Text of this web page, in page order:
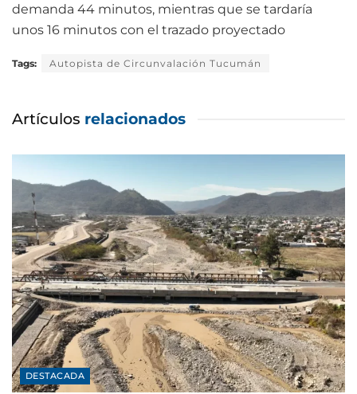
demanda 44 minutos, mientras que se tardaría
unos 16 minutos con el trazado proyectado
Tags: Autopista de Circunvalación Tucumán
Artículos relacionados
DESTACADA